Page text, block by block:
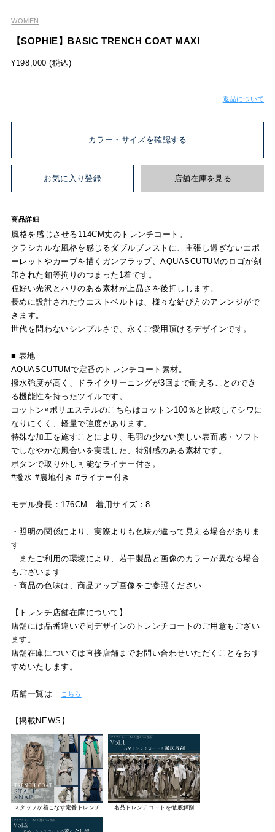
WOMEN
【SOPHIE】BASIC TRENCH COAT MAXI
¥198,000 (税込)
返品について
カラー・サイズを確認する
お気に入り登録 店舗在庫を見る
商品詳細
風格を感じさせる114CM丈のトレンチコート。
クラシカルな風格を感じるダブルブレストに、主張し過ぎないエポ
ーレットやカーブを描くガンフラップ、AQUASCUTUMのロゴが刻
印された釦等拘りのつまった1着です。
程好い光沢とハリのある素材が上品さを後押しします。
長めに設計されたウエストベルトは、様々な結び方のアレンジがで
きます。
世代を問わないシンプルさで、永くご愛用頂けるデザインです。
■ 表地
AQUASCUTUMで定番のトレンチコート素材。
撥水強度が高く、ドライクリーニングが3回まで耐えることのでき
る機能性を持ったツイルです。
コットン×ポリエステルのこちらはコットン100％と比較してシワに
なりにくく、軽量で強度があります。
特殊な加工を施すことにより、毛羽の少ない美しい表面感・ソフト
でしなやかな風合いを実現した、特別感のある素材です。
ボタンで取り外し可能なライナー付き。
#撥水 #裏地付き #ライナー付き
モデル身長：176CM 着用サイズ：8
・照明の関係により、実際よりも色味が違って見える場合がありま
す
またご利用の環境により、若干製品と画像のカラーが異なる場合
もございます
・商品の色味は、商品アップ画像をご参照ください
【トレンチ店舗在庫について】
店舗には品番違いで同デザインのトレンチコートのご用意もござい
ます。
店舗在庫については直接店舗までお問い合わせいただくことをおす
すめいたします。
店舗一覧は こちら
【掲載NEWS】
スタッフが着こなす定番トレンチ 名品トレンチコートを徹底解剖